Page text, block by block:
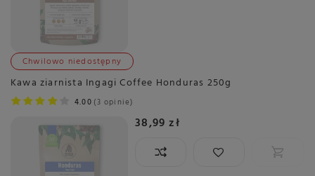
Chwilowo niedostępny
Kawa ziarnista Ingagi Coffee Honduras 250g
4.00 3 opinie
38,99 zł